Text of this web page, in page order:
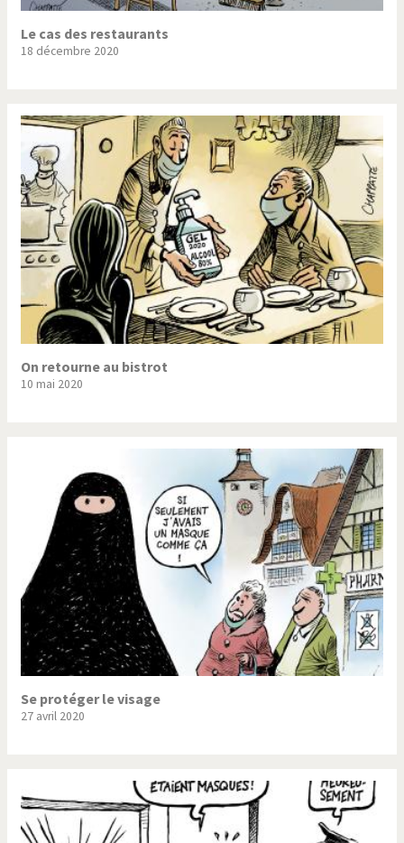
Le cas des restaurants
18 décembre 2020
On retourne au bistrot
10 mai 2020
Se protéger le visage
27 avril 2020